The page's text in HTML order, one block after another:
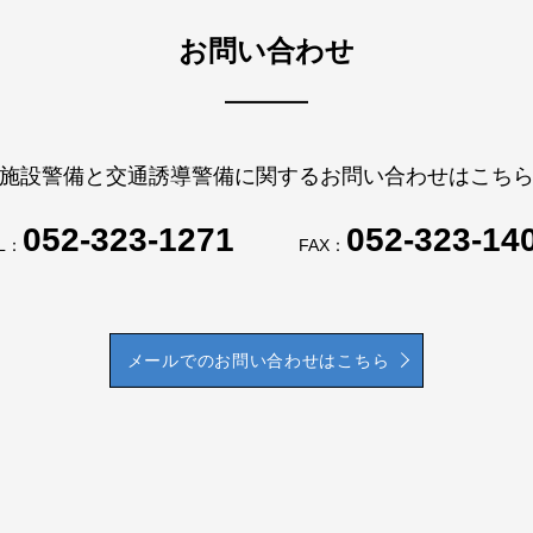
お問い合わせ
施設警備と交通誘導警備に関するお問い合わせはこちら
052-323-1271 FAX： 052-323-
メールでのお問い合わせはこちら